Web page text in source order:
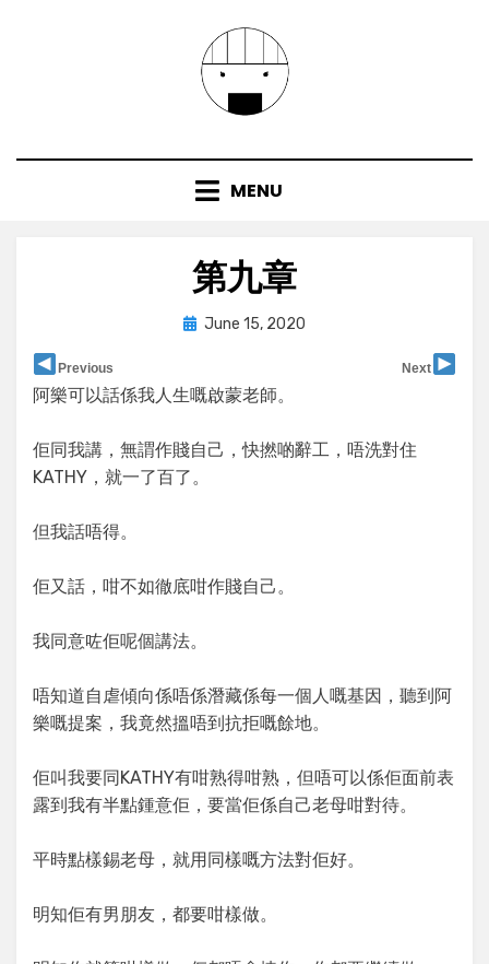
MENU
第九章
byuser
Posted
June 15, 2020
Previous Next
阿樂可以話係我人生嘅啟蒙老師。
佢同我講，無謂作賤自己，快撚啲辭工，唔洗對住
KATHY，就一了百了。
但我話唔得。
佢又話，咁不如徹底咁作賤自己。
我同意咗佢呢個講法。
唔知道自虐傾向係唔係潛藏係每一個人嘅基因，聽到阿
樂嘅提案，我竟然搵唔到抗拒嘅餘地。
佢叫我要同KATHY有咁熟得咁熟，但唔可以係佢面前表
露到我有半點鍾意佢，要當佢係自己老母咁對待。
平時點樣錫老母，就用同樣嘅方法對佢好。
明知佢有男朋友，都要咁樣做。